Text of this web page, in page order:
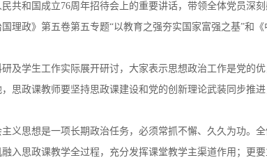
共和国成立76周年招待会上的重要讲话，带领全体党员深
理政》第五卷第五专题“以教育之强夯实国家富强之基”和
及学生工作实际展开研讨，大家表示思想政治工作是党的
思政课教师要坚持思政课建设和党的创新理论武装同步推
义思想是一项长期政治任务，必须常抓不懈、久久为功。
入思政课教学全过程，充分发挥课堂教学主渠道作用；更